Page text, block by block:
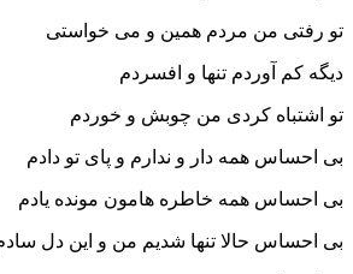
تو رفتی من مردم همین و می خواستی
دیگه کم آوردم تنها و افسردم
تو اشتباه کردی من چوبش و خوردم
بی احساس همه دار و ندارم و پای تو دادم
بی احساس همه خاطره هامون مونده یادم
بی احساس حالا تنها شدیم من و این دل